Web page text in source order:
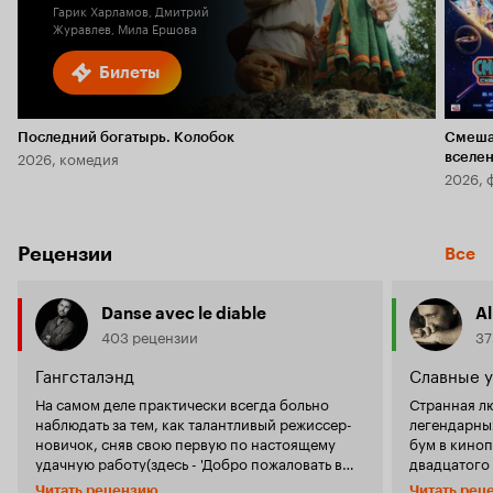
Билеты
Гарик Харламов, Дмитрий
Журавлев, Мила Ершова
Последний богатырь. Колобок
2026, комедия
2026,
Рецензии Все
Danse avec le diable
403 рецензии
Гангсталэнд
На самом деле практически всегда больно
наблюдать за тем, как талантливый режиссер-
новичок, сняв свою первую по настоящему
удачную работу(здесь - 'Добро пожаловать в
Зомбилэнд'), совершенно расслабляется, хотя
Славные
Странная
бум в